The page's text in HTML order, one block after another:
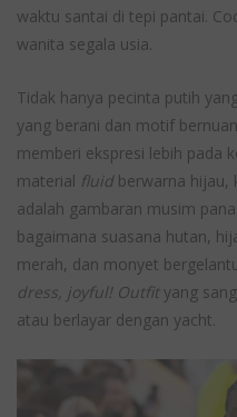
waktu santai di tepi pantai.
wanita segala usia.
Tidak hanya pecinta putih
yang berani dan motif
memberi ekspresi lebih pada
material fluidberwarna hijau,
adalah gambaran musim
bagaimana suasana hutan,
merah, dan monyet
dress, joyful! Outfit yang
atau berlayar dengan yacht.